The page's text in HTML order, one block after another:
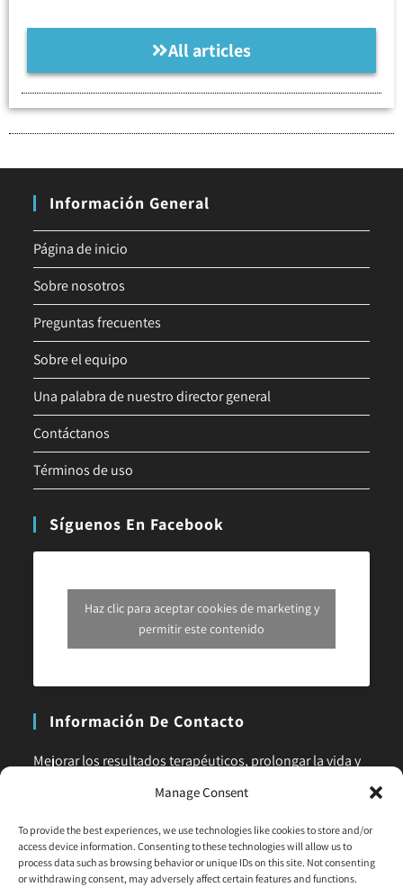
Manage Consent
To provide the best experiences, we use technologies like cookies to store and/or
access device information. Consenting to these technologies will allow us to
process data such as browsing behavior or unique IDs on this site. Not consenting
or withdrawing consent, may adversely affect certain features and functions.
All articles
Información General
Página de inicio
Sobre nosotros
Preguntas frecuentes
Sobre el equipo
Una palabra de nuestro director general
Contáctanos
Términos de uso
Síguenos En Facebook
Haz clic para aceptar cookies de marketing y
permitir este contenido
Información De Contacto
Mejorar los resultados terapéuticos, prolongar la vida y
la calidad de vida es nuestra principal misión. No dudes
consulta o aclaración.
Phone: